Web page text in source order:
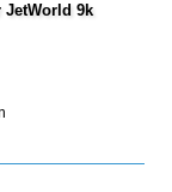
JetWorld 9k